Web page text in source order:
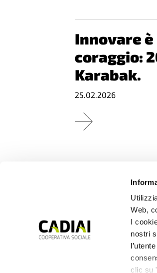
Web,
I
nostri
clic su
Innovare
coraggio:
Karabak.
25.02.2026
Un cane
sorridere
Parco del